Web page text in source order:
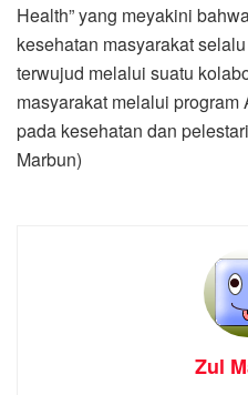
Health” yang meyakini
kesehatan masyarakat
terwujud melalui suatu
masyarakat melalui
pada kesehatan dan
Marbun)
Zul